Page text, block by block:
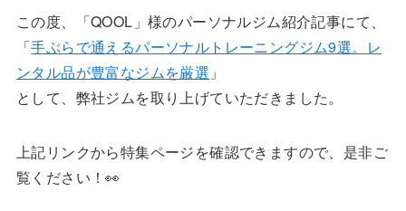
この度、「QOOL」様のパーソナルジム紹介記事にて、
「手ぶらで通えるパーソナルトレーニングジム9選。レ
ンタル品が豊富なジムを厳選 」
として、弊社ジムを取り上げていただきました。
上記リンクから特集ページを確認できますので、是非ご
覧ください！👀